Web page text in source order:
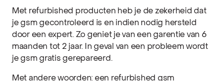
Met refurbished producten heb je de zekerheid dat
je gsm gecontroleerd is en indien nodig hersteld
door een expert. Zo geniet je van een garentie van 6
maanden tot 2 jaar. In geval van een probleem wordt
je gsm gratis gerepareerd.
Met andere woorden: een refurbished gsm